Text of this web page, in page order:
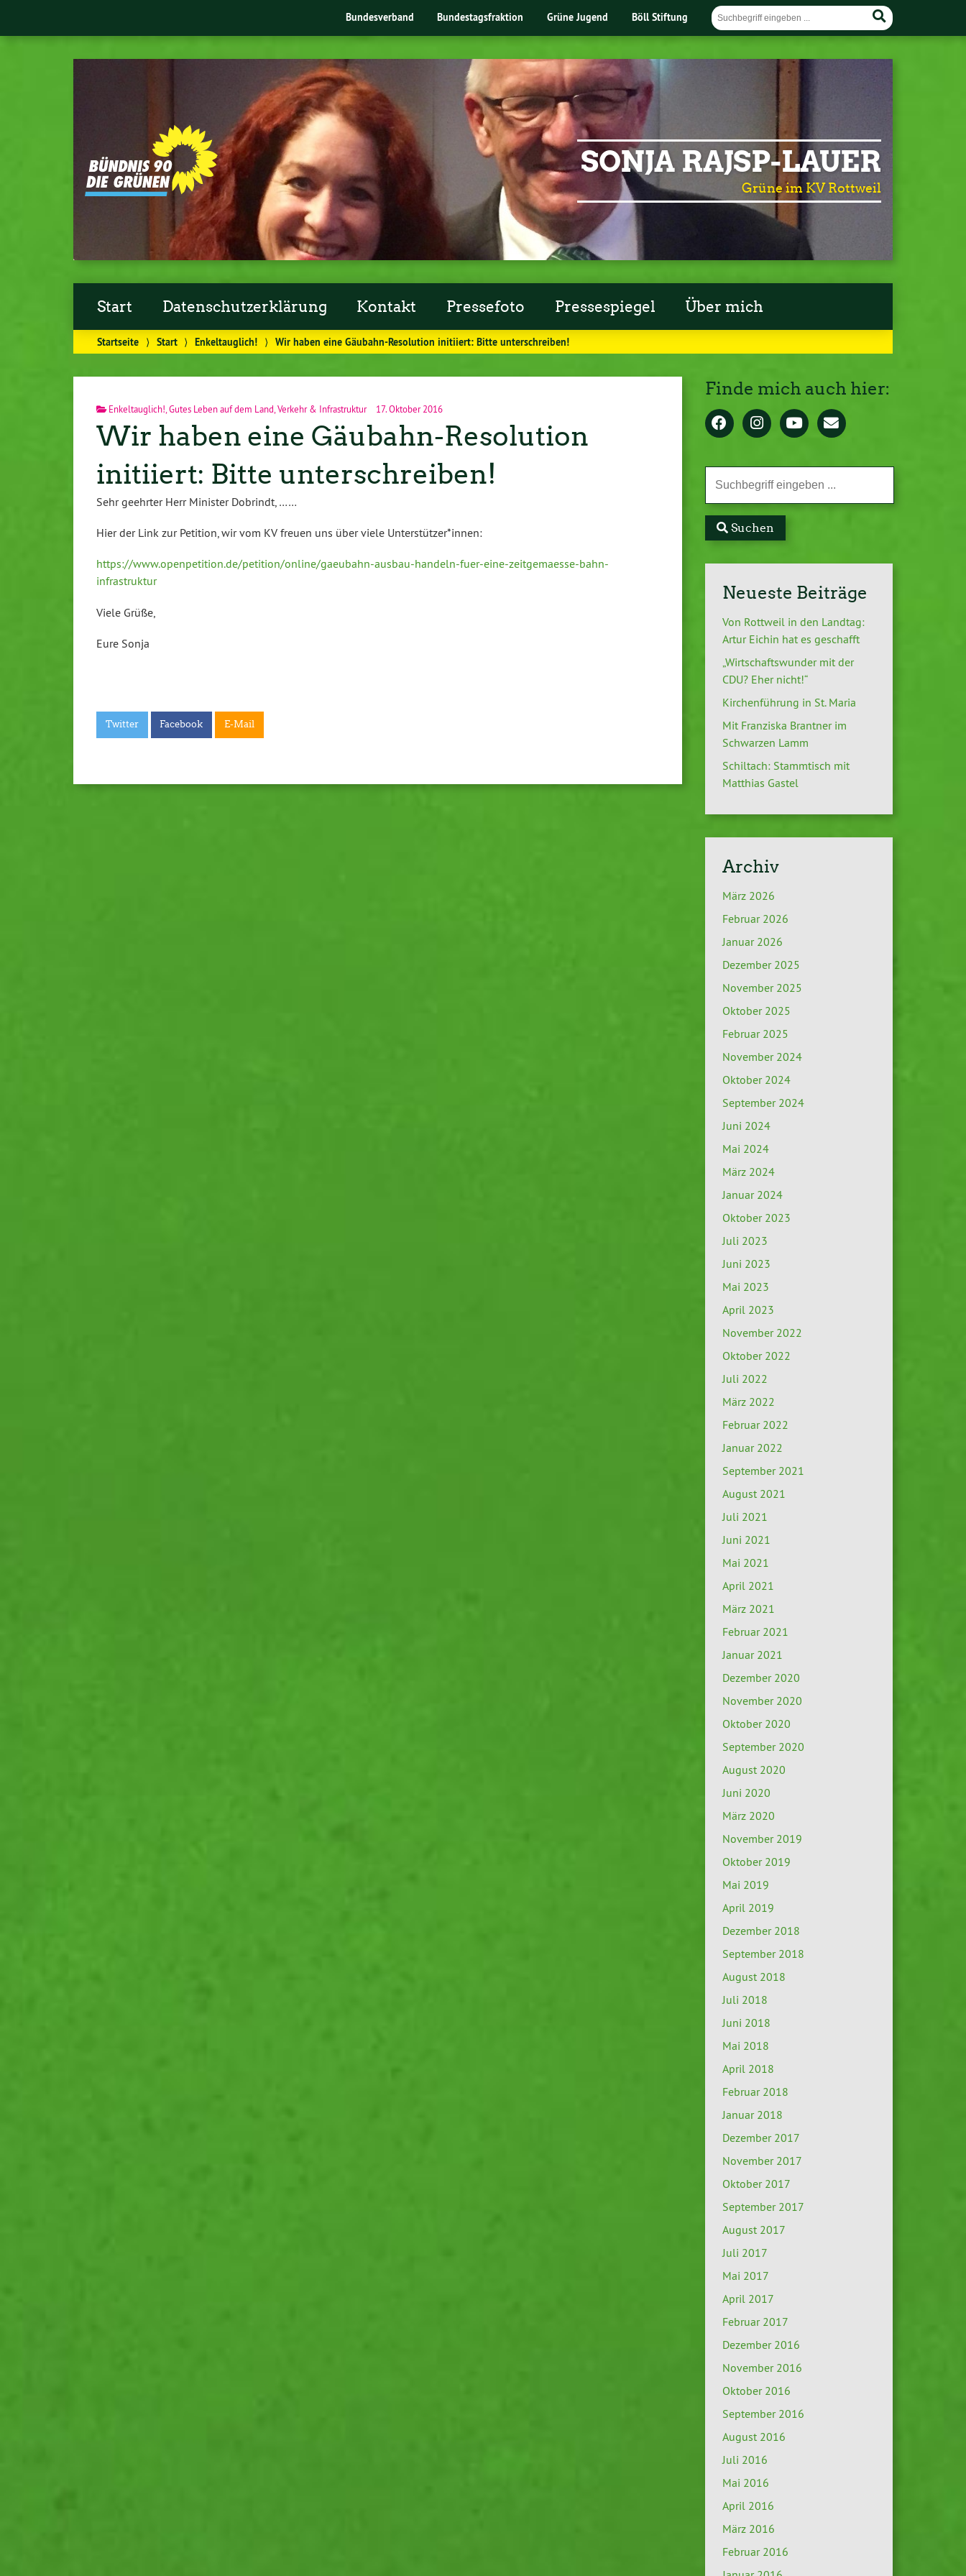
Bundesverband Bundestagsfraktion Grüne Jugend Böll Stiftung
SONJA RAJSP-LAUER
Grüne im KV Rottweil
Start Datenschutzerklärung Kontakt Pressefoto Pressespiegel Über mich
Startseite ⟩ Start ⟩ Enkeltauglich! ⟩ Wir haben eine Gäubahn-Resolution initiiert: Bitte unterschreiben!
Enkeltauglich! Gutes Leben auf dem Land Verkehr & Infrastruktur 17. Oktober 2016
Wir haben eine Gäubahn-Resolution
initiiert: Bitte unterschreiben!
Sehr geehrter Herr Minister Dobrindt, ……
Hier der Link zur Petition, wir vom KV freuen uns über viele Unterstützer*innen:
https://www.openpetition.de/petition/online/gaeubahn-ausbau-handeln-fuer-eine-zeitgemaesse-bahn-
infrastruktur
Viele Grüße,
Eure Sonja
Twitter Facebook E-Mail
Finde mich auch hier:
Suchen
Neueste Beiträge
Von Rottweil in den Landtag:
Artur Eichin hat es geschafft
„Wirtschaftswunder mit der
CDU? Eher nicht!“
Kirchenführung in St. Maria
Mit Franziska Brantner im
Schwarzen Lamm
Schiltach: Stammtisch mit
Matthias Gastel
Archiv
März 2026
Februar 2026
Januar 2026
Dezember 2025
November 2025
Oktober 2025
Februar 2025
November 2024
Oktober 2024
September 2024
Juni 2024
Mai 2024
März 2024
Januar 2024
Oktober 2023
Juli 2023
Juni 2023
Mai 2023
April 2023
November 2022
Oktober 2022
Juli 2022
März 2022
Februar 2022
Januar 2022
September 2021
August 2021
Juli 2021
Juni 2021
Mai 2021
April 2021
März 2021
Februar 2021
Januar 2021
Dezember 2020
November 2020
Oktober 2020
September 2020
August 2020
Juni 2020
März 2020
November 2019
Oktober 2019
Mai 2019
April 2019
Dezember 2018
September 2018
August 2018
Juli 2018
Juni 2018
Mai 2018
April 2018
Februar 2018
Januar 2018
Dezember 2017
November 2017
Oktober 2017
September 2017
August 2017
Juli 2017
Mai 2017
April 2017
Februar 2017
Dezember 2016
November 2016
Oktober 2016
September 2016
August 2016
Juli 2016
Mai 2016
April 2016
März 2016
Februar 2016